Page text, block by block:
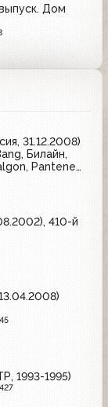
Дом
31.12.2008)
Билайн,
Pantene
410-й
1993-1995)